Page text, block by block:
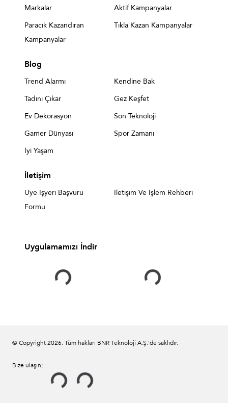
Markalar
Aktif Kampanyalar
Paracık Kazandıran
Kampanyalar
Tıkla Kazan Kampanyalar
Blog
Trend Alarmı
Kendine Bak
Tadını Çıkar
Gez Keşfet
Ev Dekorasyon
Son Teknoloji
Gamer Dünyası
Spor Zamanı
İyi Yaşam
İletişim
Üye İşyeri Başvuru
Formu
İletişim Ve İşlem Rehberi
Uygulamamızı İndir
© Copyright2026. Tüm hakları BNR Teknoloji A.Ş.’de saklıdır.
Bize ulaşın;